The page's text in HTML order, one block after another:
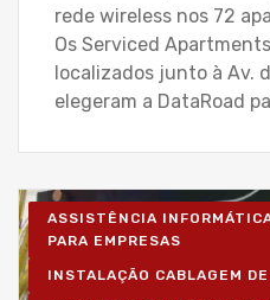
rede wireless nos 72
Os Serviced
localizados junto à Av.
elegeram a DataRoad
ASSISTÊNCIA
PARA EMPRESAS
INSTALAÇÃO CABLAGEM DE